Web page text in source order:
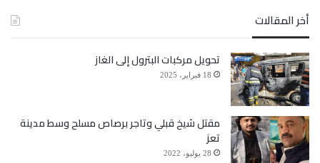
أخر المقالات
تحويل مركبات البترول إلى الغاز
18 فبراير، 2025
مقتل شيخ قبلي وتاجر برصاص مسلح وسط مدينة
تعز
28 يوليو، 2022